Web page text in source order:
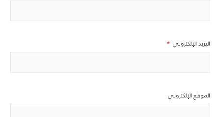
البريد الإلكتروني *
الموقع الإلكتروني